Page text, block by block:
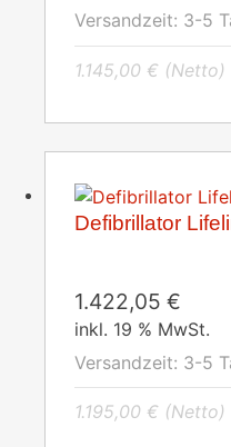
Versandzeit: 3-5
1.145,00 € (Netto)
Defibrillator
1.422,05 €
inkl. 19 % MwSt.
Versandzeit: 3-5
1.195,00 € (Netto)